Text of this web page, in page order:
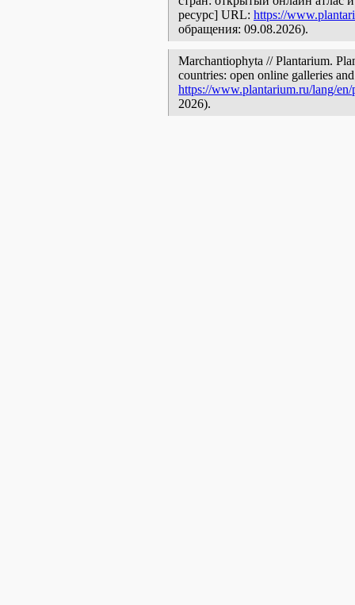
ресурс] URL: https://
обращения: 09.08.2026).
Marchantiophyta // Plantarium.
countries: open online galleries
https://www.plantarium.ru/lang/
2026).